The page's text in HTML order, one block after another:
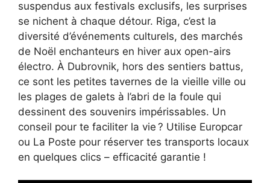
suspendus aux festivals exclusifs, les surprises
se nichent à chaque détour. Riga, c’est la
diversité d’événements culturels, des marchés
de Noël enchanteurs en hiver aux open-airs
électro. À Dubrovnik, hors des sentiers battus,
ce sont les petites tavernes de la vieille ville ou
les plages de galets à l’abri de la foule qui
dessinent des souvenirs impérissables. Un
conseil pour te faciliter la vie ? Utilise Europcar
ou La Poste pour réserver tes transports locaux
en quelques clics – efficacité garantie !